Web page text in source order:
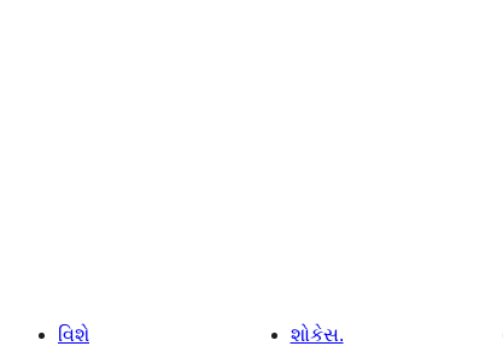
વિશે
શોકેસ.